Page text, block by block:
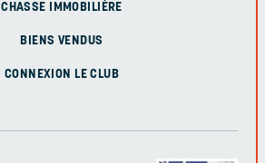
CHASSE IMMOBILIÈRE
BIENS VENDUS
CONNEXION LE CLUB